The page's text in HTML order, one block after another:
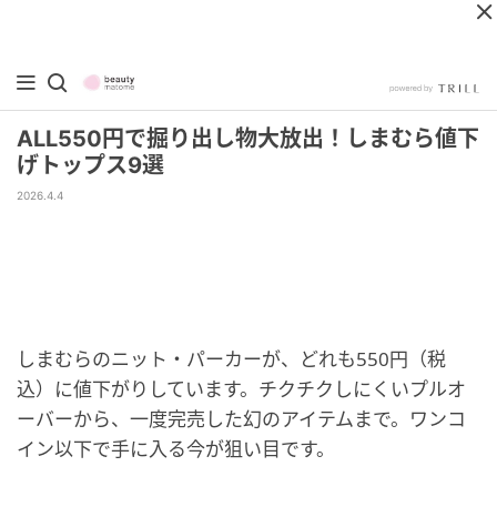
ALL550円で掘り出し物大放出！しまむら値下
げトップス9選
2026.4.4
しまむらのニット・パーカーが、どれも550円（税
込）に値下がりしています。チクチクしにくいプルオ
ーバーから、一度完売した幻のアイテムまで。ワンコ
イン以下で手に入る今が狙い目です。